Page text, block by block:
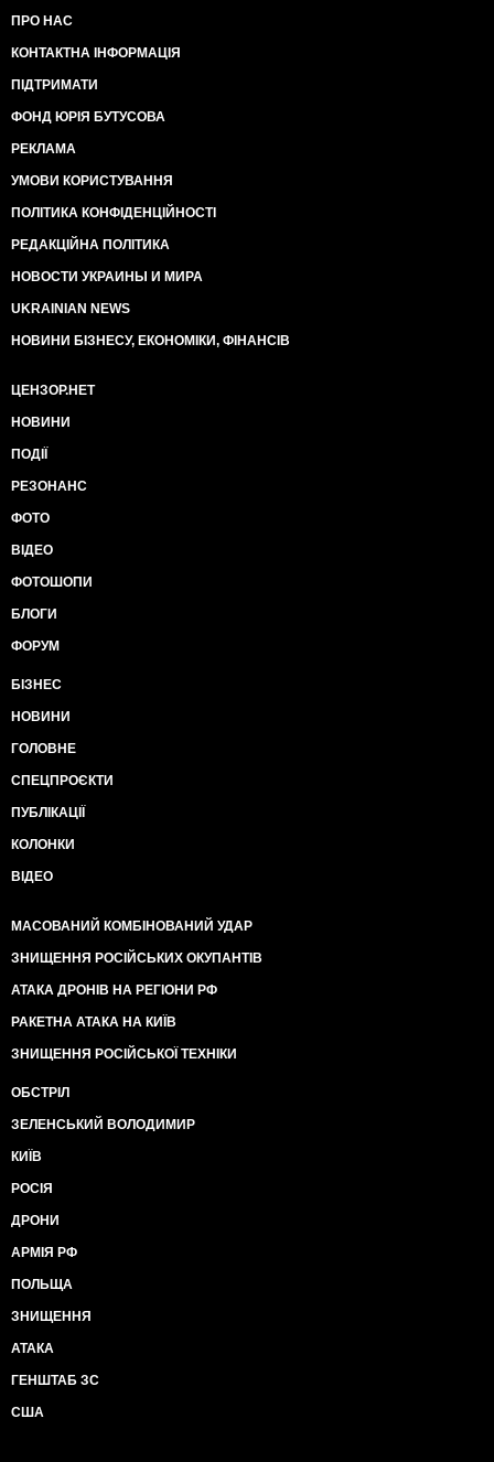
ПРО НАС
КОНТАКТНА ІНФОРМАЦІЯ
ПІДТРИМАТИ
ФОНД ЮРІЯ БУТУСОВА
РЕКЛАМА
УМОВИ КОРИСТУВАННЯ
ПОЛІТИКА КОНФІДЕНЦІЙНОСТІ
РЕДАКЦІЙНА ПОЛІТИКА
НОВОСТИ УКРАИНЫ И МИРА
UKRAINIAN NEWS
НОВИНИ БІЗНЕСУ, ЕКОНОМІКИ, ФІНАНСІВ
ЦЕНЗОР.НЕТ
НОВИНИ
ПОДІЇ
РЕЗОНАНС
ФОТО
ВІДЕО
ФОТОШОПИ
БЛОГИ
ФОРУМ
БІЗНЕС
НОВИНИ
ГОЛОВНЕ
СПЕЦПРОЄКТИ
ПУБЛІКАЦІЇ
КОЛОНКИ
ВІДЕО
МАСОВАНИЙ КОМБІНОВАНИЙ УДАР
ЗНИЩЕННЯ РОСІЙСЬКИХ ОКУПАНТІВ
АТАКА ДРОНІВ НА РЕГІОНИ РФ
РАКЕТНА АТАКА НА КИЇВ
ЗНИЩЕННЯ РОСІЙСЬКОЇ ТЕХНІКИ
ОБСТРІЛ
ЗЕЛЕНСЬКИЙ ВОЛОДИМИР
КИЇВ
РОСІЯ
ДРОНИ
АРМІЯ РФ
ПОЛЬЩА
ЗНИЩЕННЯ
АТАКА
ГЕНШТАБ ЗС
США